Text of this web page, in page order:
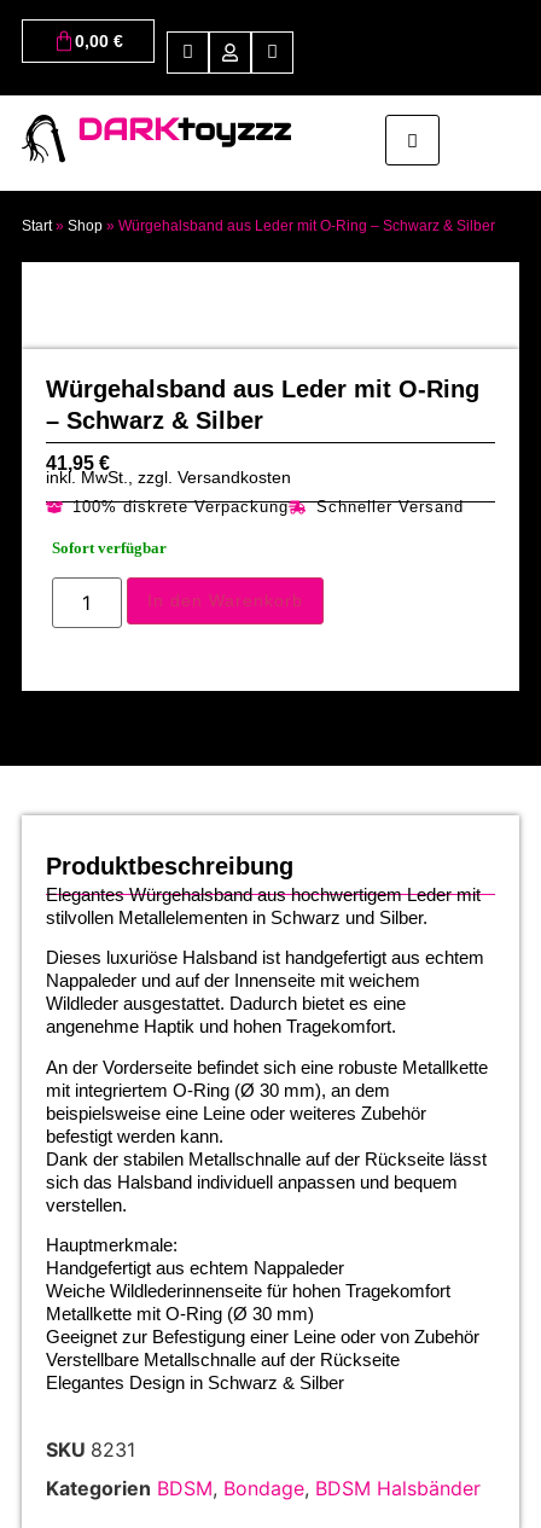
0,00 €
DARKtoyzzz
Start» Shop» Würgehalsband aus Leder mit O-Ring – Schwarz & Silber
Würgehalsband aus Leder mit O-Ring
– Schwarz & Silber
41,95 €
inkl. MwSt., zzgl. Versandkosten
100% diskrete Verpackung Schneller Versand
Sofort verfügbar
In den Warenkorb
Produktbeschreibung
Elegantes Würgehalsband aus hochwertigem Leder mit
stilvollen Metallelementen in Schwarz und Silber.
Dieses luxuriöse Halsband ist handgefertigt aus echtem
Nappaleder und auf der Innenseite mit weichem
Wildleder ausgestattet. Dadurch bietet es eine
angenehme Haptik und hohen Tragekomfort.
An der Vorderseite befindet sich eine robuste Metallkette
mit integriertem O-Ring (Ø 30 mm), an dem
beispielsweise eine Leine oder weiteres Zubehör
befestigt werden kann.
Dank der stabilen Metallschnalle auf der Rückseite lässt
sich das Halsband individuell anpassen und bequem
verstellen.
Hauptmerkmale:
Handgefertigt aus echtem Nappaleder
Weiche Wildlederinnenseite für hohen Tragekomfort
Metallkette mit O-Ring (Ø 30 mm)
Geeignet zur Befestigung einer Leine oder von Zubehör
Verstellbare Metallschnalle auf der Rückseite
Elegantes Design in Schwarz & Silber
SKU 8231
Kategorien BDSM, Bondage, BDSM Halsbänder